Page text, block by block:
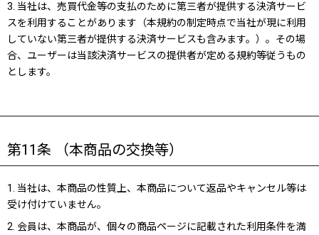
3. 当社は、売買代金等の支払のために第三者が提供する決済サービ
スを利用することがあります（本規約の制定時点で当社が現に利用
していない第三者が提供する決済サービスも含みます。）。その場
合、ユーザーは当該決済サービスの提供者が定める規約等従うもの
とします。
第11条 （本商品の交換等）
1. 当社は、本商品の性質上、本商品について返品やキャンセル等は
受け付けていません。
2. 会員は、本商品が、個々の商品ページに記載された利用条件を満